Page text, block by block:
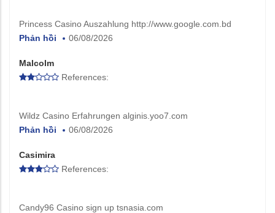
Princess Casino Auszahlung http://www.google.com.bd
Phản hồi
06/08/2026
Malcolm
References:
Wildz Casino Erfahrungen alginis.yoo7.com
Phản hồi
06/08/2026
Casimira
References:
Candy96 Casino sign up tsnasia.com